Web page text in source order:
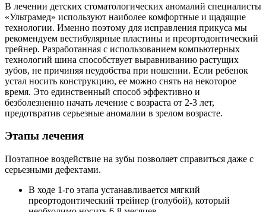
В лечении детских стоматологических аномалий специалисты
«Ультрамед» используют наиболее комфортные и щадящие
технологии. Именно поэтому для исправления прикуса мы
рекомендуем вестибулярные пластины и преортодонтический
трейнер. Разработанная с использованием компьютерных
технологий шина способствует выравниванию растущих
зубов, не причиняя неудобства при ношении. Если ребенок
устал носить конструкцию, ее можно снять на некоторое
время. Это единственный способ эффективно и
безболезненно начать лечение с возраста от 2-3 лет,
предотвратив серьезные аномалии в зрелом возрасте.
Этапы лечения
Поэтапное воздействие на зубы позволяет справиться даже с
серьезными дефектами.
В ходе 1-го этапа устанавливается мягкий
преортодонтический трейнер (голубой), который